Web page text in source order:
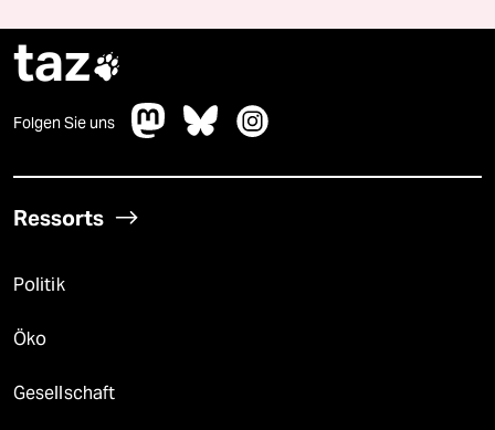
taz
Folgen Sie uns
Ressorts
Politik
Öko
Gesellschaft